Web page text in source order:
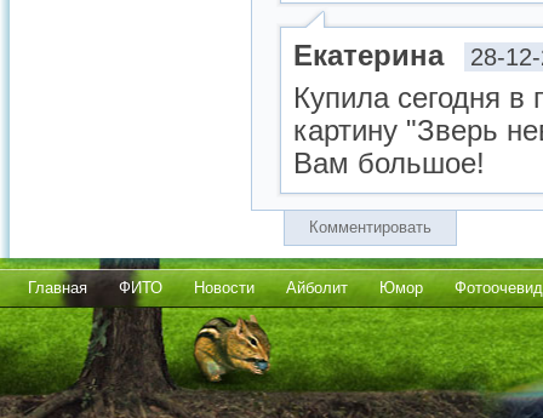
Екатерина 28-
Купила сегодня
картину "Зверь
Вам большое!
Комментировать
Главная ФИТО Новости Айболит Юмор